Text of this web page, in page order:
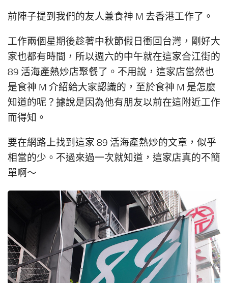
前陣子提到我們的友人兼食神 M 去香港工作了。
工作兩個星期後趁著中秋節假日衝回台灣，剛好大
家也都有時間，所以週六的中午就在這家合江街的
89 活海產熱炒店聚餐了。不用說，這家店當然也
是食神 M 介紹給大家認識的，至於食神 M 是怎麼
知道的呢？據說是因為他有朋友以前在這附近工作
而得知。
要在網路上找到這家 89 活海產熱炒的文章，似乎
相當的少。不過來過一次就知道，這家店真的不簡
單啊～